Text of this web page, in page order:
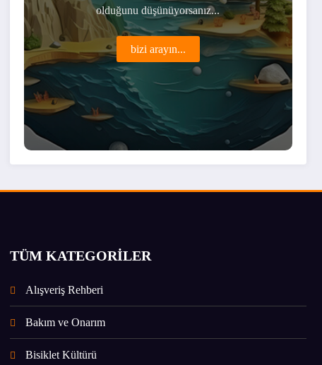
olduğunu düşünüyorsanız...
bizi arayın...
TÜM KATEGORİLER
Alışveriş Rehberi
Bakım ve Onarım
Bisiklet Kültürü